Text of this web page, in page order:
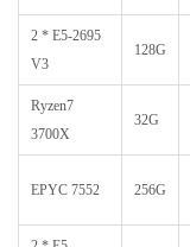
2 * E5-2695
V3
128G
Ryzen7
3700X
32G
EPYC 7552 256G